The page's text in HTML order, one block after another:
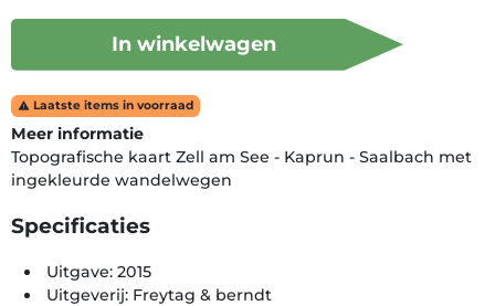
In winkelwagen
 Laatste items in voorraad
Meer informatie
Topografische kaart Zell am See - Kaprun - Saalbach met
ingekleurde wandelwegen
Specificaties
Uitgave: 2015
Uitgeverij: Freytag & berndt